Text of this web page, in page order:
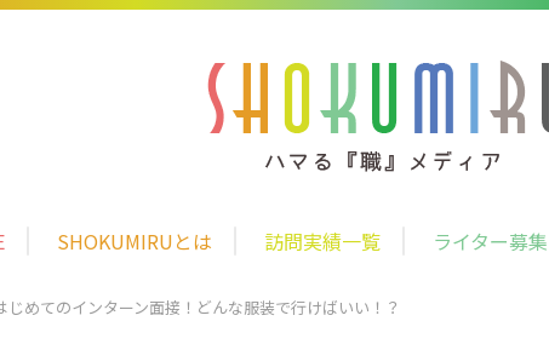
SHOKUMIRUとは 訪問実績一覧 ライター募集
じめてのインターン面接！どんな服装で行けばいい！？